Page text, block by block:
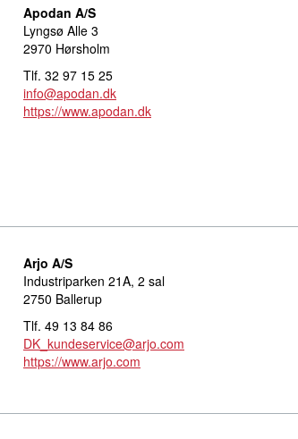
Apodan A/S
Lyngsø Alle 3
2970 Hørsholm
Tlf. 32 97 15 25
info@apodan.dk
https://www.apodan.dk
Arjo A/S
Industriparken 21A, 2 sal
2750 Ballerup
Tlf. 49 13 84 86
DK_kundeservice@arjo.com
https://www.arjo.com